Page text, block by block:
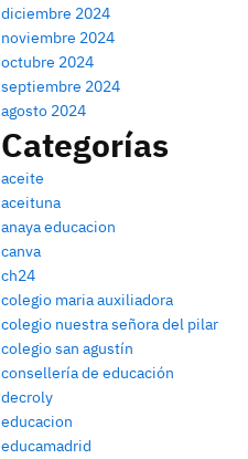
diciembre 2024
noviembre 2024
octubre 2024
septiembre 2024
agosto 2024
Categorías
aceite
aceituna
anaya educacion
canva
ch24
colegio maria auxiliadora
colegio nuestra señora del pilar
colegio san agustín
consellería de educación
decroly
educacion
educamadrid